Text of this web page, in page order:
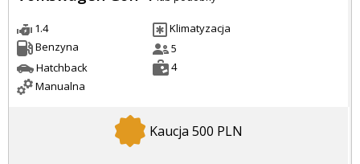
1.4
Benzyna
Hatchback
Manualna
Klimatyzacja
5
4
Kaucja 500 PLN